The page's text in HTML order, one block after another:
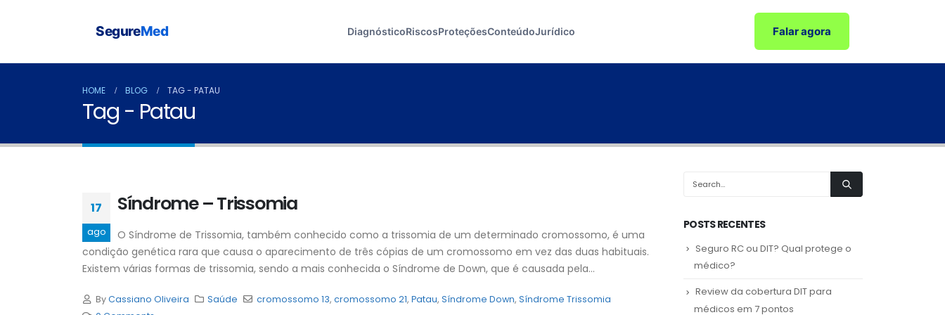
SegureMed DiagnósticoRiscosProteçõesConteúdoJurídico Falar agora
HOME BLOG TAG - PATAU
Tag - Patau
17
ago
Síndrome – Trissomia
O Síndrome de Trissomia, também conhecido como a trissomia de um determinado cromossomo, é uma
condição genética rara que causa o aparecimento de três cópias de um cromossomo em vez das duas habituais.
Existem várias formas de trissomia, sendo a mais conhecida o Síndrome de Down, que é causada pela...
ByCassiano Oliveira Saúde cromossomo 13, cromossomo 21, Patau, Síndrome Down, Síndrome Trissomia
POSTS RECENTES
Seguro RC ou DIT? Qual protege o
médico?
Review da cobertura DIT para
médicos em 7 pontos